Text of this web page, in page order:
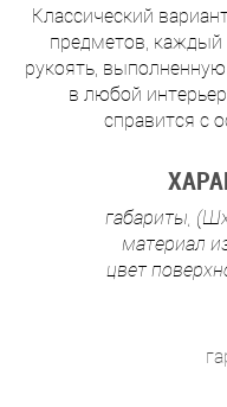
Классический
предметов,
рукоять,
в любой
справится с
габариты,
материал
цвет